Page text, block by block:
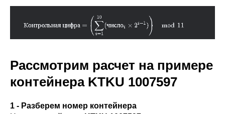
Рассмотрим расчет на примере
контейнера KTKU 1007597
1 - Разберем номер контейнера